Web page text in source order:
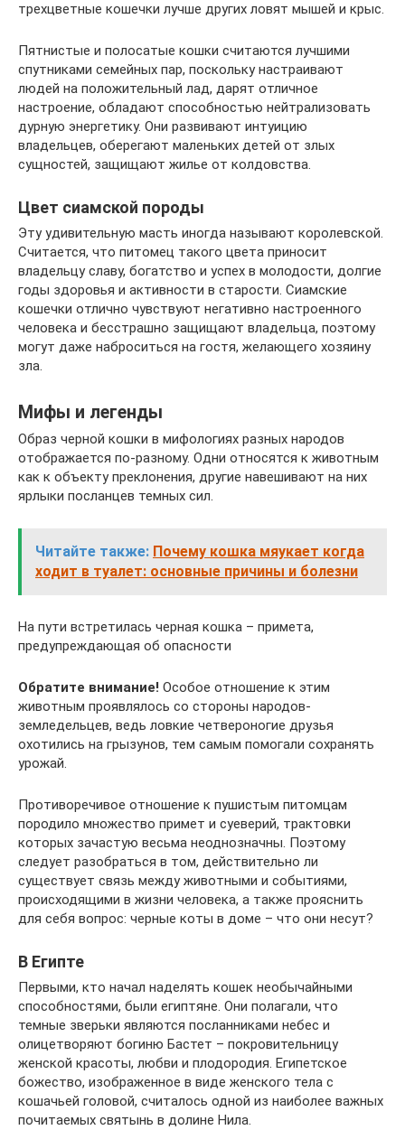
трехцветные кошечки лучше других ловят мышей и крыс.
Пятнистые и полосатые кошки считаются лучшими
спутниками семейных пар, поскольку настраивают
людей на положительный лад, дарят отличное
настроение, обладают способностью нейтрализовать
дурную энергетику. Они развивают интуицию
владельцев, оберегают маленьких детей от злых
сущностей, защищают жилье от колдовства.
Цвет сиамской породы
Эту удивительную масть иногда называют королевской.
Считается, что питомец такого цвета приносит
владельцу славу, богатство и успех в молодости, долгие
годы здоровья и активности в старости. Сиамские
кошечки отлично чувствуют негативно настроенного
человека и бесстрашно защищают владельца, поэтому
могут даже наброситься на гостя, желающего хозяину
зла.
Мифы и легенды
Образ черной кошки в мифологиях разных народов
отображается по-разному. Одни относятся к животным
как к объекту преклонения, другие навешивают на них
ярлыки посланцев темных сил.
Читайте также: Почему кошка мяукает когда
ходит в туалет: основные причины и болезни
На пути встретилась черная кошка – примета,
предупреждающая об опасности
Обратите внимание! Особое отношение к этим
животным проявлялось со стороны народов-
земледельцев, ведь ловкие четвероногие друзья
охотились на грызунов, тем самым помогали сохранять
урожай.
Противоречивое отношение к пушистым питомцам
породило множество примет и суеверий, трактовки
которых зачастую весьма неоднозначны. Поэтому
следует разобраться в том, действительно ли
существует связь между животными и событиями,
происходящими в жизни человека, а также прояснить
для себя вопрос: черные коты в доме – что они несут?
В Египте
Первыми, кто начал наделять кошек необычайными
способностями, были египтяне. Они полагали, что
темные зверьки являются посланниками небес и
олицетворяют богиню Бастет – покровительницу
женской красоты, любви и плодородия. Египетское
божество, изображенное в виде женского тела с
кошачьей головой, считалось одной из наиболее важных
почитаемых святынь в долине Нила.